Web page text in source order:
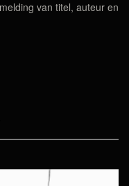
van titel, auteur en